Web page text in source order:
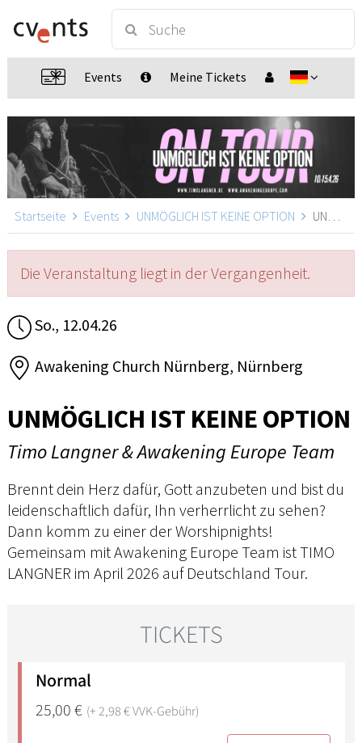
Events Meine Tickets
Startseite Events UNMÖGLICH IST KEINE OPTION UNMÖGLICH IST KEINE OPTION, Nürnberg
Die Veranstaltung liegt in der Vergangenheit.
So., 12.04.26
Awakening Church Nürnberg, Nürnberg
UNMÖGLICH IST KEINE OPTION
Timo Langner & Awakening Europe Team
Brennt dein Herz dafür, Gott anzubeten und bist du
leidenschaftlich dafür, Ihn verherrlicht zu sehen?
Dann komm zu einer der Worshipnights!
Gemeinsam mit Awakening Europe Team ist TIMO
LANGNER im April 2026 auf Deutschland Tour.